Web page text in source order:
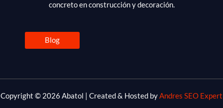
concreto en construcción y decoración.
Blog
Copyright © 2026 Abatol | Created & Hosted byAndres SEO Expert